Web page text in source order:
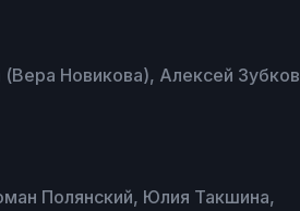
Новикова), Алексей Зубков
Полянский, Юлия Такшина,